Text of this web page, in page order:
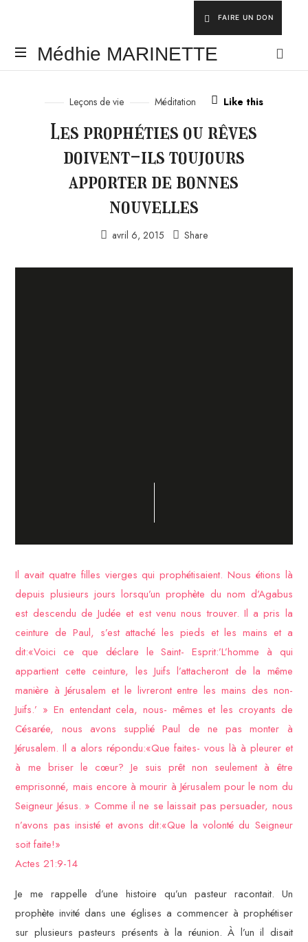
FAIRE UN DON
Médhie
Médhie MARINETTE
ÉQUIPER
Leçons de vie Méditation Like this
Les prophéties ou rêves
doivent-ils toujours
apporter de bonnes
nouvelles
avril 6, 2015 Share
Il avait quatre filles vierges qui prophétisaient. Nous étions là
depuis plusieurs jours lorsqu’un prophète du nom d’Agabus
est descendu de Judée et est venu nous trouver. Il a pris la
ceinture de Paul, s’est attaché les pieds et les mains et a
dit:«Voici ce que déclare le Saint- Esprit:’L’homme à qui
appartient cette ceinture, les Juifs l’attacheront de la même
manière à Jérusalem et le livreront entre les mains des non-
Juifs.’ » En entendant cela, nous- mêmes et les croyants de
Césarée, nous avons supplié Paul de ne pas monter à
Jérusalem. Il a alors répondu:«Que faites- vous là à pleurer et
à me briser le cœur? Je suis prêt non seulement à être
emprisonné, mais encore à mourir à Jérusalem pour le nom du
Seigneur Jésus. » Comme il ne se laissait pas persuader, nous
n’avons pas insisté et avons dit:«Que la volonté du Seigneur
soit faite!»
Actes 21:9-14
Je me rappelle d’une histoire qu’un pasteur racontait. Un
prophète invité dans une églises a commencer à prophétiser
sur plusieurs pasteurs présents à la réunion. À l’un il disait